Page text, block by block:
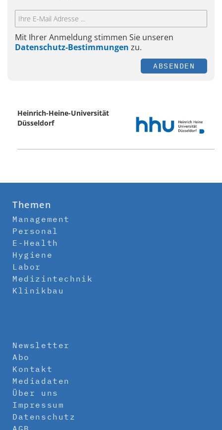
Mit Ihrer Anmeldung stimmen Sie unseren
Datenschutz-Bestimmungen zu.
ABSENDEN
Heinrich-Heine-Universität
Düsseldorf
Themen
Management
Personal
E-Health
Hygiene
Labor
Medizintechnik
Klinikbau
Newsletter
Abo
Kontakt
Mediadaten
Über uns
Impressum
Datenschutz